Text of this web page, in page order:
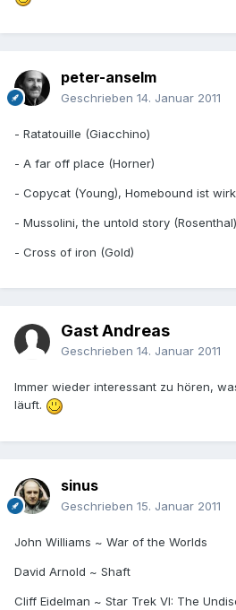
peter-anselm
Geschrieben 14. Januar 2011
- Ratatouille (Giacchino)
- A far off place (Horner)
- Copycat (Young), Homebound ist
- Mussolini, the untold story (Rosenthal)
- Cross of iron (Gold)
Gast Andreas
Geschrieben 14. Januar 2011
Immer wieder interessant zu hören,
läuft.
sinus
Geschrieben 15. Januar 2011
John Williams ~ War of the Worlds
David Arnold ~ Shaft
Cliff Eidelman ~ Star Trek VI: The